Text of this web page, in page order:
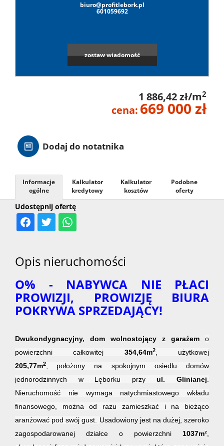
Hale
za
Leaflet
biuro@profitlebork.pl
601059692
zostaw wiadomość
1 886,42 zł/m2
cena: 669 000 zł
Dodaj do notatnika
Udostępnij ofertę
Informacje
ogólne
Kalkulator
kredytowy
Kalkulator
kosztów
Podobne
oferty
Opis nieruchomości
O% - NABYWCA NIE PŁACI
PROWIZJI, PROWIZJĘ BIURA
POKRYWA SPRZEDAJĄCY!
Dwukondygnacyjny, dom wolnostojący z garażem o
powierzchni całkowitej 354,64m2, użytkowej
205,77m2,
położony na spokojnym osiedlu domów
jednorodzinnych w Lęborku przyul.Glinianej.
Nieruchomość nie wymaga natychmiastowego wkładu
finansowego, można od razu zamieszkać i na bieżąco
aranżować pod swój gust. Usadowiony jest na dużej, szeroko
zagospodarowanej działce o powierzchni 1037m²,